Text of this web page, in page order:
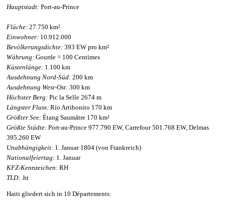
Hauptstadt: Port-au-Prince
Fläche: 27.750 km²
Einwohner: 10.912.000
Bevölkerungsdichte: 393 EW pro km²
Währung: Gourde = 100 Centimes
Küstenlänge: 1.100 km
Ausdehnung Nord-Süd: 200 km
Ausdehnung West-Ost: 300 km
Höchster Berg: Pic la Selle 2674 m
Längster Fluss: Río Artibonito 170 km
Größter See: Ètang Saumâtre 170 km²
Größte Städte: Port-au-Prince 977.790 EW, Carrefour 501.768 EW, Delmas
395.260 EW
Unabhängigkeit: 1. Januar 1804 (von Frankreich)
Nationalfeiertag: 1. Januar
KFZ-Kennzeichen: RH
TLD: .ht
Haiti gliedert sich in 10 Départements: